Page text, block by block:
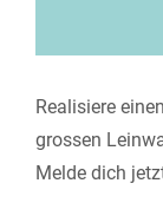
Realisiere
grossen
Melde dich